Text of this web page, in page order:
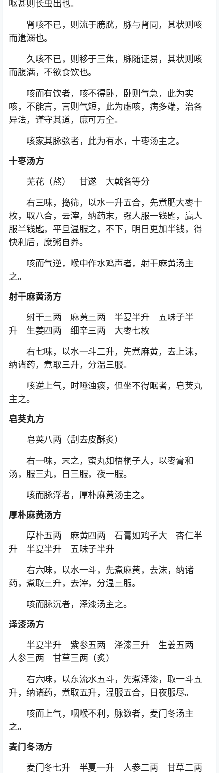
呕甚则长虫出也。
肾咳不已，则流于膀胱，脉与肾同，其状则咳
而遗溺也。
久咳不已，则移于三焦，脉随证易，其状则咳
而腹满，不欲食饮也。
咳而有饮者，咳不得卧，卧则气急，此为实
咳，不能言，言则气短，此为虚咳，病多端，治各
异法，谨守其道，庶可万全。
咳家其脉弦者，此为有水，十枣汤主之。
十枣汤方
芜花（熬） 甘遂 大戟各等分
右三味，捣筛，以水一升五合，先煮肥大枣十
枚，取八合，去滓，纳药末，强人服一钱匙，赢人
服半钱匙，平旦温服之，不下，明日更加半钱，得
快利后，糜粥自养。
咳而气逆，喉中作水鸡声者，射干麻黄汤主
之。
射干麻黄汤方
射干三两 麻黄三两 半夏半升 五味子半
升 生姜四两 细辛三两 大枣七枚
右七味，以水一斗二升，先煮麻黄，去上沫，
纳诸药，煮取三升，分温三服。
咳逆上气，时唾浊痰，但坐不得眠者，皂荚丸
主之。
皂荚丸方
皂荚八两（刮去皮酥炙）
右一味，末之，蜜丸如梧桐子大，以枣膏和
汤，服三丸，日三服，夜一服。
咳而脉浮者，厚朴麻黄汤主之。
厚朴麻黄汤方
厚朴五两 麻黄四两 石膏如鸡子大 杏仁半
升 半夏半升 五味子半升
右六味，以水一斗，先煮麻黄，去沫，纳诸
药，煮取三升，去滓，分温三服。
咳而脉沉者，泽漆汤主之。
泽漆汤方
半夏半升 紫参五两 泽漆三升 生姜五两
人参三两 甘草三两（炙）
右六味，以东流水五斗，先煮泽漆，取一斗五
升，纳诸药，煮取五升，温服五合，日夜服尽。
咳而上气，咽喉不利，脉数者，麦门冬汤主
之。
麦门冬汤方
麦门冬七升 半夏一升 人参二两 甘草二两